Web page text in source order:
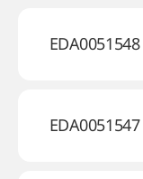
EDA0051548
EDA0051547